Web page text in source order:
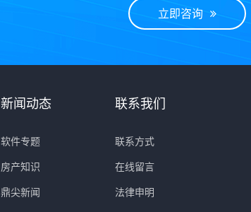
立即咨询
新闻动态
软件专题
房产知识
鼎尖新闻
联系我们
联系方式
在线留言
法律申明